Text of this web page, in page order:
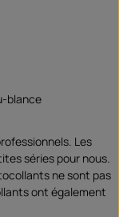
blance
Les
séries pour nous.
ne sont pas
ont également